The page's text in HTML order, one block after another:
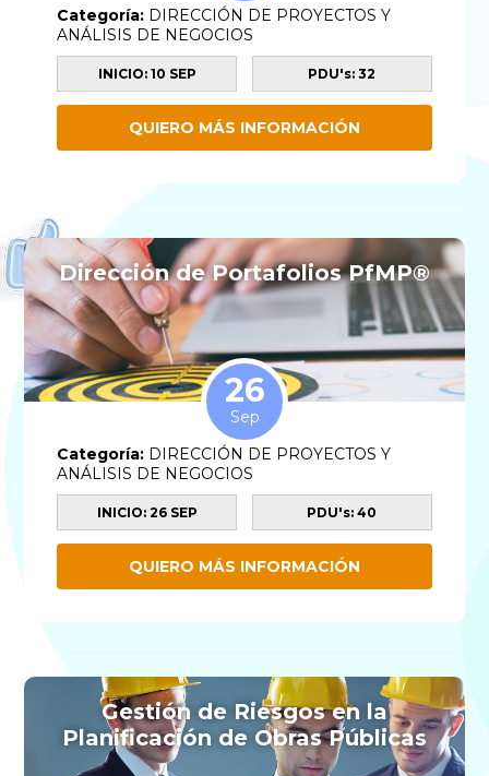
Categoría: DIRECCIÓN DE PROYECTOS Y
ANÁLISIS DE NEGOCIOS
INICIO: 10 SEP PDU's: 32
QUIERO MÁS INFORMACIÓN
26
Sep
Dirección de Portafolios PfMP®
Categoría: DIRECCIÓN DE PROYECTOS Y
ANÁLISIS DE NEGOCIOS
INICIO: 26 SEP PDU's: 40
QUIERO MÁS INFORMACIÓN
Gestión de Riesgos en la
Planificación de Obras Públicas